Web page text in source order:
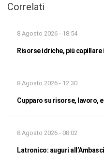
Correlati
8 Agosto 2026 - 18:54
Risorse idriche, più
8 Agosto 2026 - 12:30
Cupparo su risorse, lavoro,
8 Agosto 2026 - 08:02
Latronico: auguri